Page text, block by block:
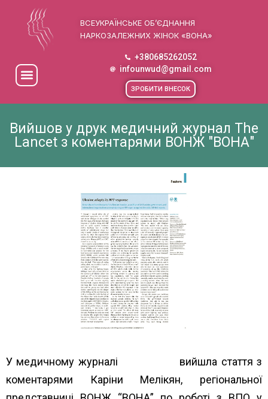
ВСЕУКРАЇНСЬКЕ ОБ’ЄДНАННЯ
НАРКОЗАЛЕЖНИХ ЖІНОК «ВОНА»
+380685262052
infounwud@gmail.com
ЗРОБИТИ ВНЕСОК
Вийшов у друк медичний журнал The
Lancet з коментарями ВОНЖ "ВОНА"
У медичному журналі
вийшла стаття з
коментарями Каріни Мелікян, регіональної